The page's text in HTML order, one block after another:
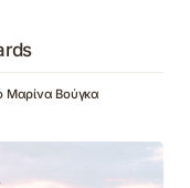
Μαρίνα Βούγκα